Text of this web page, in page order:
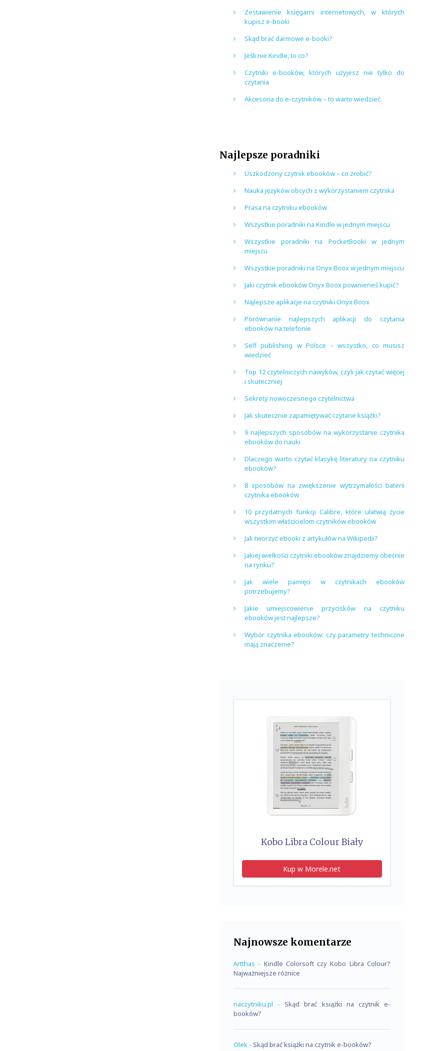
Zestawienie księgarni internetowych, w których
kupisz e-booki
Skąd brać darmowe e-booki?
Jeśli nie Kindle, to co?
Czytniki e-booków, których użyjesz nie tylko do
czytania
Akcesoria do e-czytników – to warto wiedzieć
Najlepsze poradniki
Uszkodzony czytnik ebooków – co zrobić?
Nauka języków obcych z wykorzystaniem czytnika
Prasa na czytniku ebooków
Wszystkie poradniki na Kindle w jednym miejscu
Wszystkie poradniki na PocketBooki w jednym
miejscu
Wszystkie poradniki na Onyx Boox w jednym miejscu
Jaki czytnik ebooków Onyx Boox powinieneś kupić?
Najlepsze aplikacje na czytniki Onyx Boox
Porównanie najlepszych aplikacji do czytania
ebooków na telefonie
Self publishing w Polsce – wszystko, co musisz
wiedzieć
Top 12 czytelniczych nawyków, czyli jak czytać więcej
i skuteczniej
Sekrety nowoczesnego czytelnictwa
Jak skutecznie zapamiętywać czytane książki?
9 najlepszych sposobów na wykorzystanie czytnika
ebooków do nauki
Dlaczego warto czytać klasykę literatury na czytniku
ebooków?
8 sposobów na zwiększenie wytrzymałości baterii
czytnika ebooków
10 przydatnych funkcji Calibre, które ułatwią życie
wszystkim właścicielom czytników ebooków
Jak tworzyć ebooki z artykułów na Wikipedii?
Jakiej wielkości czytniki ebooków znajdziemy obecnie
na rynku?
Jak wiele pamięci w czytnikach ebooków
potrzebujemy?
Jakie umiejscowienie przycisków na czytniku
ebooków jest najlepsze?
Wybór czytnika ebooków: czy parametry techniczne
mają znaczenie?
Kobo Libra Colour Biały
Kup w Morele.net
Najnowsze komentarze
Artthas - Kindle Colorsoft czy Kobo Libra Colour?
Najważniejsze różnice
naczytniku.pl - Skąd brać książki na czytnik e-
booków?
Olek - Skąd brać książki na czytnik e-booków?